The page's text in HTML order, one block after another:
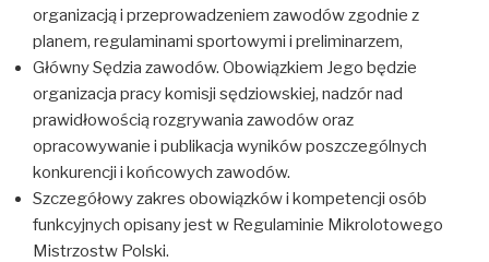
organizacją i przeprowadzeniem zawodów zgodnie z
planem, regulaminami sportowymi i preliminarzem,
Główny Sędzia zawodów. Obowiązkiem Jego będzie
organizacja pracy komisji sędziowskiej, nadzór nad
prawidłowością rozgrywania zawodów oraz
opracowywanie i publikacja wyników poszczególnych
konkurencji i końcowych zawodów.
Szczegółowy zakres obowiązków i kompetencji osób
funkcyjnych opisany jest w Regulaminie Mikrolotowego
Mistrzostw Polski.